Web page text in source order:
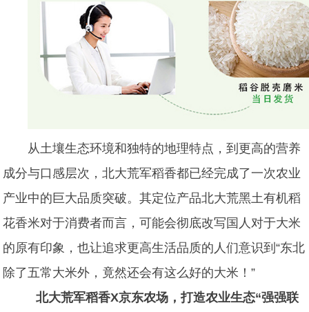
从土壤生态环境和独特的地理特点，到更高的营养
成分与口感层次，北大荒军稻香都已经完成了一次农业
产业中的巨大品质突破。其定位产品北大荒黑土有机稻
花香米对于消费者而言，可能会彻底改写国人对于大米
的原有印象，也让追求更高生活品质的人们意识到“东北
除了五常大米外，竟然还会有这么好的大米！”
北大荒军稻香X京东农场，打造农业生态“强强联